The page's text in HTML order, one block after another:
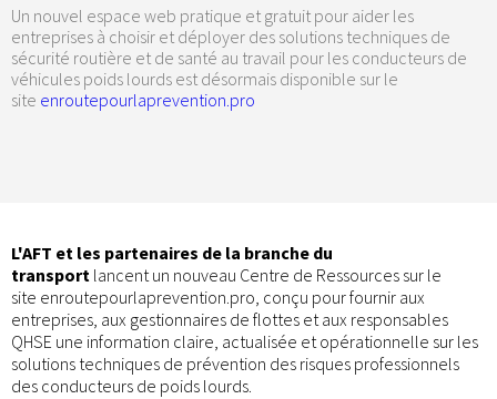
Un nouvel espace web pratique et gratuit pour aider les
entreprises à choisir et déployer des solutions techniques de
sécurité routière et de santé au travail pour les conducteurs de
véhicules poids lourds est désormais disponible sur le
site enroutepourlaprevention.pro
L'AFT et les partenaires de la branche du
transport lancent un nouveau Centre de Ressources sur le
site enroutepourlaprevention.pro, conçu pour fournir aux
entreprises, aux gestionnaires de flottes et aux responsables
QHSE une information claire, actualisée et opérationnelle sur les
solutions techniques de prévention des risques professionnels
des conducteurs de poids lourds.